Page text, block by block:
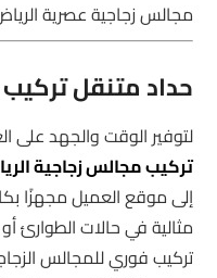
مجالس زجاجية عصرية
حداد متنقل
لتوفير الوقت والجهد على
تركيب مجالس زجاجية
إلى موقع العميل مجهزًا
مثالية في حالات الطوارئ
تركيب فوري للمجالس